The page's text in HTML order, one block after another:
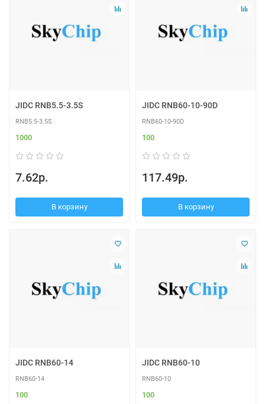
JIDC RNB5.5-3.5S
RNB5.5-3.5S
1000
7.62р.
В корзину
JIDC RNB60-10-90D
RNB60-10-90D
100
117.49р.
В корзину
JIDC RNB60-14
RNB60-14
100
JIDC RNB60-10
RNB60-10
100